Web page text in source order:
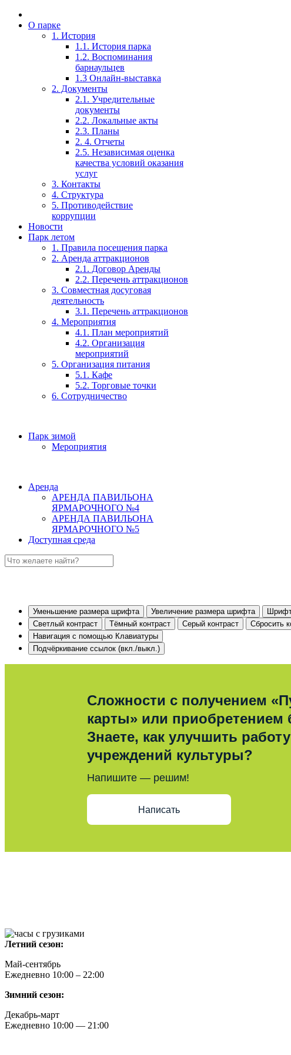
О парке
1. История
1.1. История парка
1.2. Воспоминания
барнаульцев
1.3 Онлайн-выставка
2. Документы
2.1. Учредительные
документы
2.2. Локальные акты
2.3. Планы
2. 4. Отчеты
2.5. Независимая оценка
качества условий оказания
услуг
3. Контакты
4. Структура
5. Противодействие
коррупции
Новости
Парк летом
1. Правила посещения парка
2. Аренда аттракционов
2.1. Договор Аренды
2.2. Перечень аттракционов
3. Совместная досуговая
деятельность
3.1. Перечень аттракционов
4. Мероприятия
4.1. План мероприятий
4.2. Организация
мероприятий
5. Организация питания
5.1. Кафе
5.2. Торговые точки
6. Сотрудничество
Парк зимой
Мероприятия
Аренда
АРЕНДА ПАВИЛЬОНА
ЯРМАРОЧНОГО №4
АРЕНДА ПАВИЛЬОНА
ЯРМАРОЧНОГО №5
Доступная среда
Уменьшение размера шрифта Увеличение размера шрифта
Светлый контраст
Тёмный контраст Серый контраст
Сбросить
Навигация с помощью Клавиатуры
Подчёркивание ссылок (вкл./выкл.)
Сложности с получением
карты» или приобретением
Знаете, как улучшить работу
учреждений культуры?
Напишите — решим!
Написать
Летний сезон:
Май-сентябрь
Ежедневно 10:00 – 22:00
Зимний сезон:
Декабрь-март
Ежедневно 10:00 — 21:00